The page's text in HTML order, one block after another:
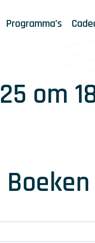
Programma’s
om
Boeken